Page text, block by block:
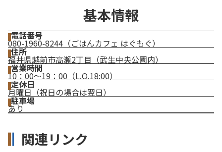
基本情報
電話番号
080-1960-8244（ごはんカフェ はぐもぐ）
住所
福井県越前市高瀬2丁目（武生中央公園内）
営業時間
10：00～19：00（L.O.18:00）
定休日
月曜日（祝日の場合は翌日）
駐車場
あり
関連リンク